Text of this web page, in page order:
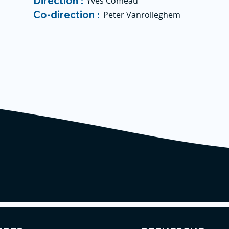
Co-direction : Peter Vanrolleghem